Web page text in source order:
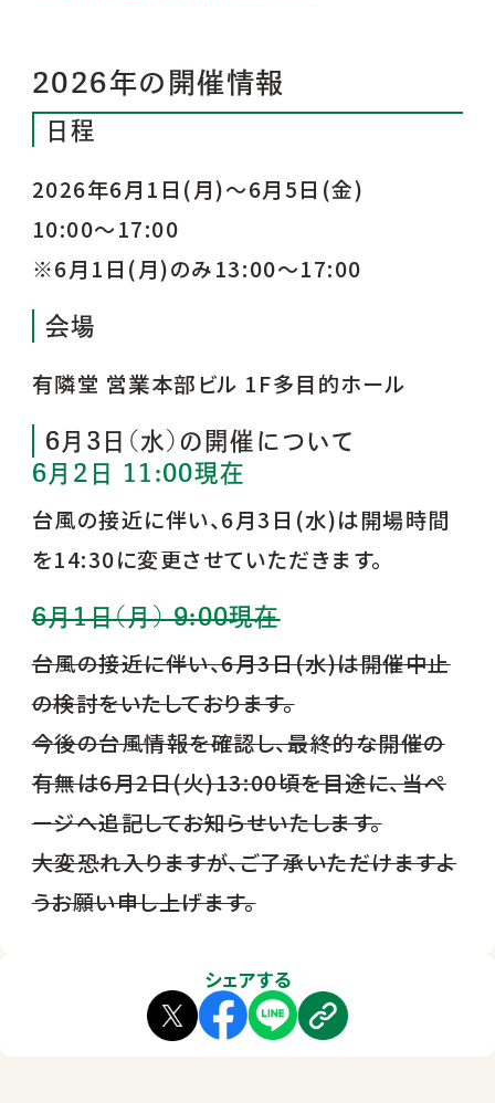
2026年の開催情報
日程
2026年6月1日(月)～6月5日(金)
10:00～17:00
※6月1日(月)のみ13:00～17:00
会場
有隣堂 営業本部ビル 1F多目的ホール
6月3日(水)の開催について
6月2日 11:00現在
台風の接近に伴い、6月3日(水)は開場時間
を14:30に変更させていただきます。
6月1日(月) 9:00現在
台風の接近に伴い、6月3日(水)は開催中止
の検討をいたしております。
今後の台風情報を確認し、最終的な開催の
有無は6月2日(火)13:00頃を目途に、当ペ
ージへ追記してお知らせいたします。
大変恐れ入りますが、ご了承いただけますよ
うお願い申し上げます。
シェアする